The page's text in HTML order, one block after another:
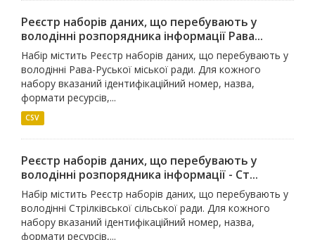
Реєстр наборів даних, що перебувають у
володінні розпорядника інформації Рава...
Набір містить Реєстр наборів даних, що перебувають у
володінні Рава-Руської міської ради. Для кожного
набору вказаний ідентифікаційний номер, назва,
формати ресурсів,...
CSV
Реєстр наборів даних, що перебувають у
володінні розпорядника інформації - Ст...
Набір містить Реєстр наборів даних, що перебувають у
володінні Стрілківської сільської ради. Для кожного
набору вказаний ідентифікаційний номер, назва,
формати ресурсів,...